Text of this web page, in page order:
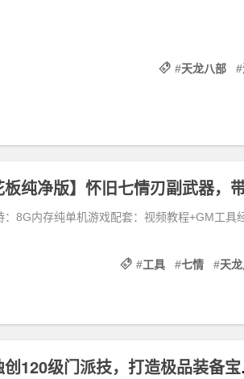
#天龙八部 #
8G内存纯单机游戏配套：视频教程+GM工具
#工具 #七情 #天
【天龙八